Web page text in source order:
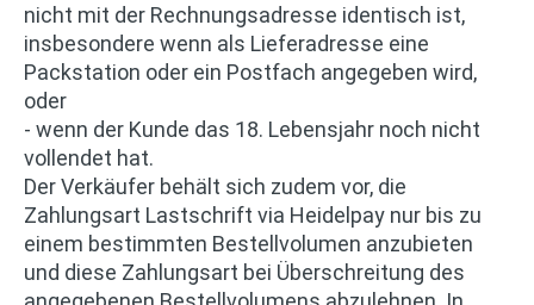
nicht mit der Rechnungsadresse identisch ist,
insbesondere wenn als Lieferadresse eine
Packstation oder ein Postfach angegeben wird,
oder
- wenn der Kunde das 18. Lebensjahr noch nicht
vollendet hat.
Der Verkäufer behält sich zudem vor, die
Zahlungsart Lastschrift via Heidelpay nur bis zu
einem bestimmten Bestellvolumen anzubieten
und diese Zahlungsart bei Überschreitung des